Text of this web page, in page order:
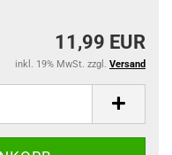
11,99 EUR
inkl. 19% MwSt. zzgl. Versand